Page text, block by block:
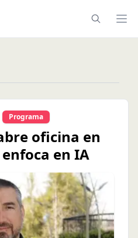
Programa
oficina en
enfoca en IA